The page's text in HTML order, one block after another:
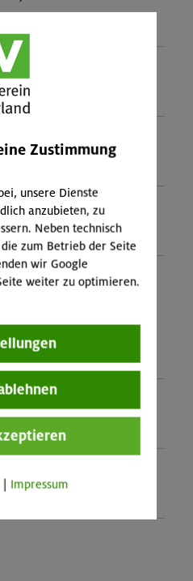
Halbpension, Anreise
inbegriffen, fallen
Abreise, Verpflegung,
an.)
Zustimmung
unsere Dienste
anzubieten, zu
Neben technisch
zum Betrieb der Seite
wir Google
weiter zu optimieren.
Impressum